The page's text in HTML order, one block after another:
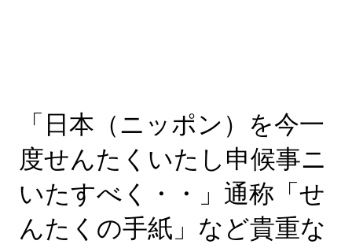
「日本（ニッポン）を今一
度せんたくいたし申候事ニ
いたすべく・・」通称「せ
んたくの手紙」など貴重な